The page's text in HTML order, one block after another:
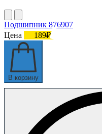
Подшипник 876907
Цена
189₽
В корзину